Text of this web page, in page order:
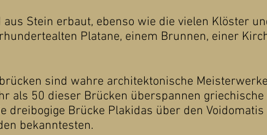
Stein erbaut, ebenso wie die vielen Klöster
Platane, einem Brunnen, einer
sind wahre architektonische
als 50 dieser Brücken überspannen
dreibogige Brücke Plakidas über den
bekanntesten.